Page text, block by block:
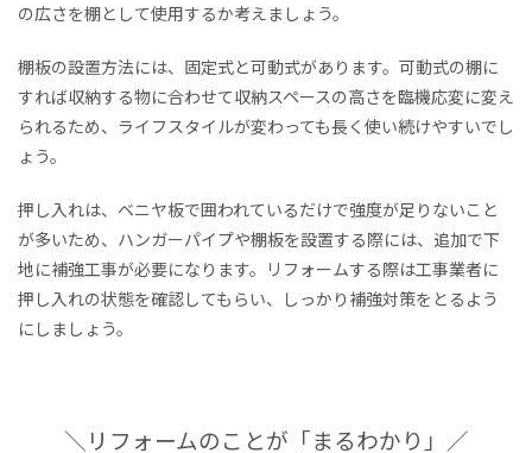
の広さを棚として使用するか考えましょう。
棚板の設置方法には、固定式と可動式があります。可動式の棚に
すれば収納する物に合わせて収納スペースの高さを臨機応変に変え
られるため、ライフスタイルが変わっても長く使い続けやすいでし
ょう。
押し入れは、ベニヤ板で囲われているだけで強度が足りないこと
が多いため、ハンガーパイプや棚板を設置する際には、追加で下
地に補強工事が必要になります。リフォームする際は工事業者に
押し入れの状態を確認してもらい、しっかり補強対策をとるよう
にしましょう。
＼リフォームのことが「まるわかり」／